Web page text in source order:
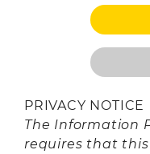
PRIVACY NOTICE
The Information
requires that